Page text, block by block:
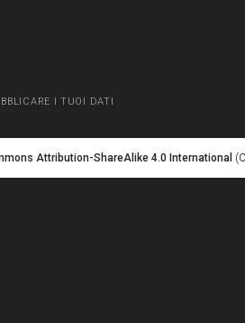
I TUOI DATI
Attribution-ShareAlike 4.0 International